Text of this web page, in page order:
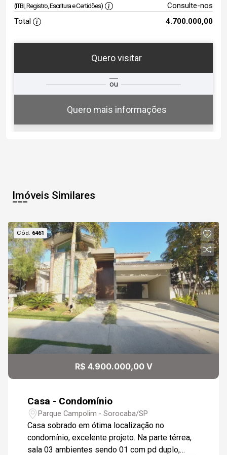
(ITBI, Registro, Escritura e Certidões)
Consulte-nos
Total
4.700.000,00
Quero visitar
ou
Quero mais informações
Qual o melhor dia e horário para
você?
07
Aug/Fri
08
Aug/Sat
09
Aug/Sun
10
Continuar
Imóveis Similares
Cód. 6461
R$ 4.900.000,00 V
Casa - Condomínio
Parque Campolim - Sorocaba/SP
Casa sobrado em ótima localização no
condomínio, excelente projeto. Na parte térrea,
sala 03 ambientes sendo 01 com pd duplo,